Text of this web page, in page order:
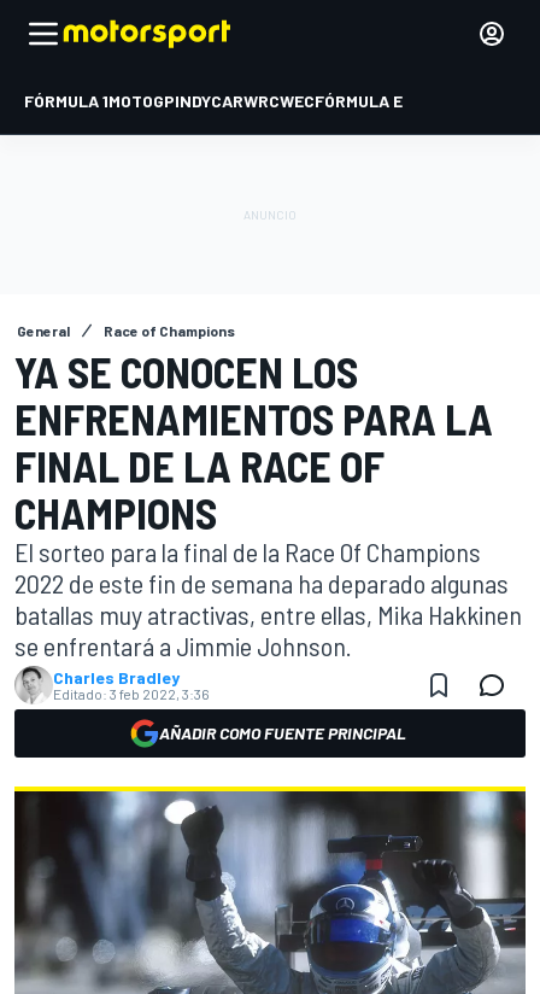
FÓRMULA 1MOTOGPINDYCARWRCWECFÓRMULA E
General Race of Champions
YA SE CONOCEN LOS
ENFRENAMIENTOS PARA LA
FINAL DE LA RACE OF
CHAMPIONS
El sorteo para la final de la Race Of Champions
2022 de este fin de semana ha deparado algunas
batallas muy atractivas, entre ellas, Mika Hakkinen
se enfrentará a Jimmie Johnson.
Charles Bradley
Editado: 3 feb 2022, 3:36
AÑADIR COMO FUENTE PRINCIPAL